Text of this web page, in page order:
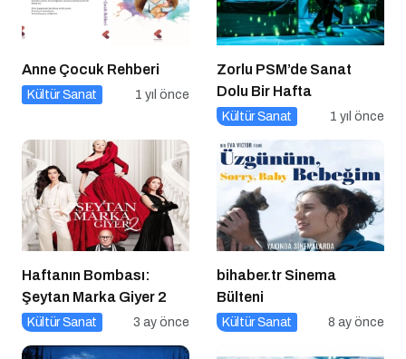
Anne Çocuk Rehberi
Kültür Sanat 1 yıl önce
Zorlu PSM’de Sanat
Dolu Bir Hafta
Kültür Sanat 1 yıl önce
Haftanın Bombası:
Şeytan Marka Giyer 2
Kültür Sanat 3 ay önce
bihaber.tr Sinema
Bülteni
Kültür Sanat 8 ay önce